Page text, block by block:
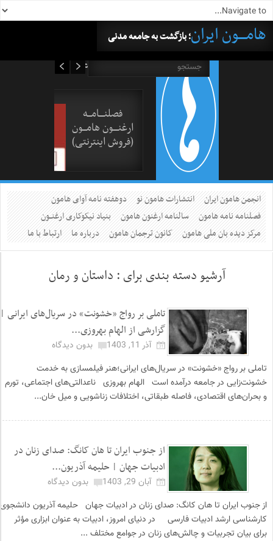
هامــــون ایران؛ بازگشت به جامعه مدنی
فصلنــــامـــه
ارغنــــون هامـــون
(فروش اینترنتی)
انجمن هامون ایران انتشارات هامون نو
دوهفته نامه آوای هامون
فصلنامه نامه هامون
سالنامه ارغنون هامون
بنیاد نیکوکاری ارغنــون
مرکز دیده بان ملی هامون
کانون ترجمان هامون درباره ما ارتباط با ما
آرشیو دسته بندی برای : داستان و رمان
تاملی بر رواج «خشونت» در سریال‌های ایرانی |
گزارشی از الهام بهروزی...
آذر 11, 1403
بدون دیدگاه
تاملی بر رواج «خشونت» در سریال‌های ایرانی؛هنر فیلمسازی به خدمت
خشونت‌زایی در جامعه درآمده است الهام بهروزی ناعدالتی‌های اجتماعی، تورم
و بحران‌های اقتصادی، فاصله طبقاتی، اختلافات زناشویی و میل خان...
از جنوب ایران تا هان کانگ: صدای زنان در
ادبیات جهان | حلیمه آذریون...
آبان 29, 1403
بدون دیدگاه
از جنوب ایران تا هان کانگ: صدای زنان در ادبیات جهان حلیمه آذریون دانشجوی
کارشناسی ارشد ادبیات فارسی در دنیای امروز، ادبیات به عنوان ابزاری مؤثر
برای بیان تجربیات و چالش‌های زنان در جوامع مختلف ...